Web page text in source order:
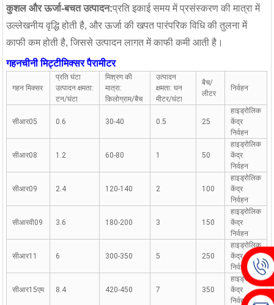
कुशल और ऊर्जा-बचत उत्पादन:प्रति इकाई समय में प्रसंस्करण की मात्रा में
उल्लेखनीय वृद्धि होती है, और ऊर्जा की खपत पारंपरिक विधि की तुलना में
काफी कम होती है, जिससे उत्पादन लागत में काफी कमी आती है।
गहनचीनी मिट्टीमिक्सर पैरामीटर
गहन मिक्सर
प्रति घंटा
उत्पादन क्षमता:
टन/घंटा
मिश्रण की
मात्रा:
किलोग्राम/बैच
उत्पादन
क्षमता: घन
मीटर/घंटा
बैच/
लीटर
निर्वहन
सीआर05 0.6 30-40 0.5 25
हाइड्रोलिक
केंद्र
निर्वहन
सीआर08 1.2 60-80 1 50
हाइड्रोलिक
केंद्र
निर्वहन
सीआर09 2.4 120-140 2 100
हाइड्रोलिक
केंद्र
निर्वहन
सीआरवी09 3.6 180-200 3 150
हाइड्रोलिक
केंद्र
निर्वहन
सीआर11 6 300-350 5 250
हाइड्रोलिक
केंद्र
निर्वहन
सीआर15एम 8.4 420-450 7 350
हाइड्रोलिक
केंद्र
निर्वहन